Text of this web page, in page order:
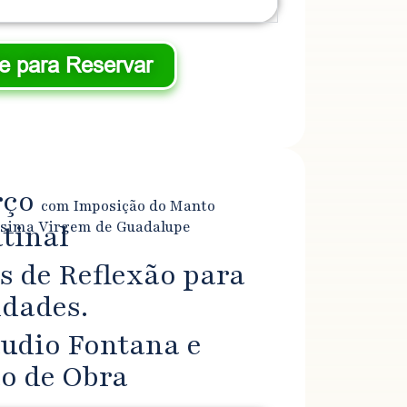
para Reservar
com Imposição do Manto
Virgem de Guadalupe
de Reflexão para
Fontana e
de Obra​